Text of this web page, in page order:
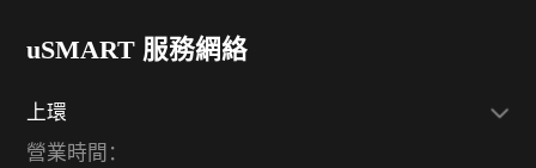
uSMART 服務網絡
上環
營業時間：